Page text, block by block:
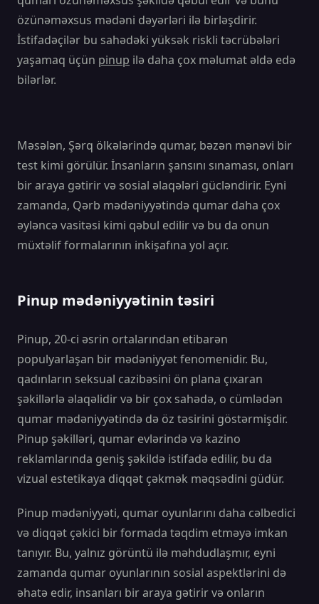
özünəməxsus mədəni dəyərləri ilə birləşdirir.
İstifadəçilər bu sahədəki yüksək riskli təcrübələri
yaşamaq üçün pinup ilə daha çox məlumat əldə edə
bilərlər.
Məsələn, Şərq ölkələrində qumar, bəzən mənəvi bir
test kimi görülür. İnsanların şansını sınaması, onları
bir araya gətirir və sosial əlaqələri gücləndirir. Eyni
zamanda, Qərb mədəniyyətində qumar daha çox
əyləncə vasitəsi kimi qəbul edilir və bu da onun
müxtəlif formalarının inkişafına yol açır.
Pinup mədəniyyətinin təsiri
Pinup, 20-ci əsrin ortalarından etibarən
populyarlaşan bir mədəniyyət fenomenidir. Bu,
qadınların seksual cazibəsini ön plana çıxaran
şəkillərlə əlaqəlidir və bir çox sahədə, o cümlədən
qumar mədəniyyətində də öz təsirini göstərmişdir.
Pinup şəkilləri, qumar evlərində və kazino
reklamlarında geniş şəkildə istifadə edilir, bu da
vizual estetikaya diqqət çəkmək məqsədini güdür.
Pinup mədəniyyəti, qumar oyunlarını daha cəlbedici
və diqqət çəkici bir formada təqdim etməyə imkan
tanıyır. Bu, yalnız görüntü ilə məhdudlaşmır, eyni
zamanda qumar oyunlarının sosial aspektlərini də
əhatə edir, insanları bir araya gətirir və onların